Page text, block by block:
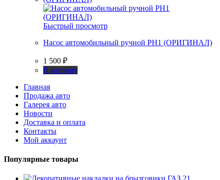
Быстрый просмотр
Насос автомобильный ручной РН1 (ОРИГИНАЛ)
1 500 ₽
В корзину
Главная
Продажа авто
Галерея авто
Новости
Доставка и оплата
Контакты
Мой аккаунт
Популярные товары